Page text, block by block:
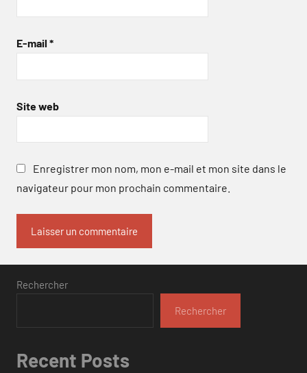
E-mail *
Site web
Enregistrer mon nom, mon e-mail et mon site dans le
navigateur pour mon prochain commentaire.
Rechercher
Rechercher
Recent Posts